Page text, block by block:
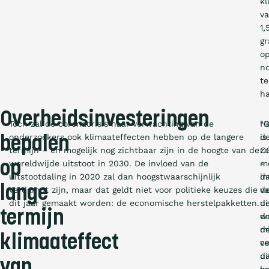
te
Overheidsinvesteringen
bepalen
op
lange
termijn
klimaateffect
Toch zal de coronacrisis naar verwachting van de
onderzoekers ook klimaateffecten hebben op de langere
termijn – en mogelijk nog zichtbaar zijn in de hoogte van de
wereldwijde uitstoot in 2030. De invloed van de
uitstootdaling in 2020 zal dan hoogstwaarschijnlijk
verdampt zijn, maar dat geldt niet voor politieke keuzes die
dit jaar gemaakt worden: de economische herstelpakketten.
is
-